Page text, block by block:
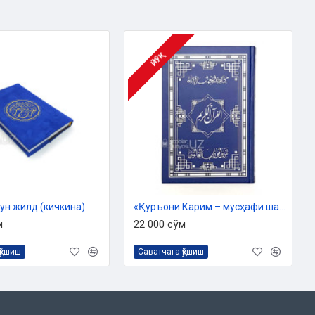
жилд (кичкина)
ЙЎҚ
22 000 сўм
Саватчага қўшиш